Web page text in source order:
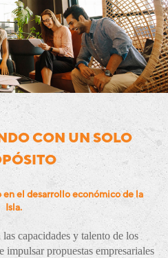
CON UN SOLO
el desarrollo económico de la
Isla.
capacidades y talento de los
propuestas empresariales